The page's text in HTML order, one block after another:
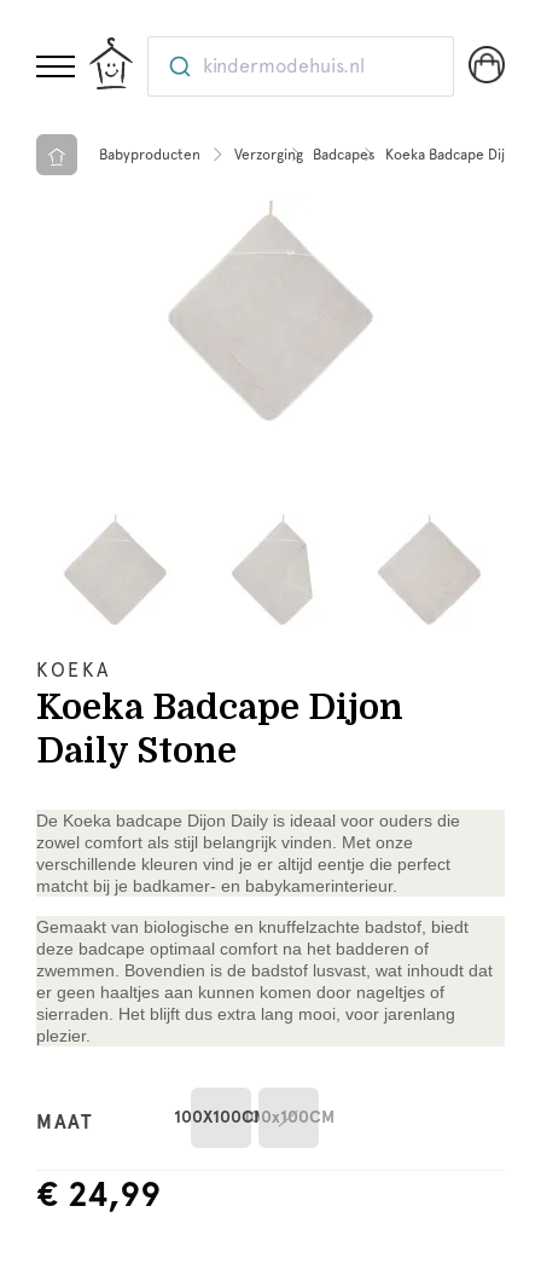
kindermodehuis.nl
Babyproducten Verzorging Badcapes Koeka Badcape Dijon
KOEKA
Koeka Badcape Dijon
Daily Stone
De Koeka badcape Dijon Daily is ideaal voor ouders die
zowel comfort als stijl belangrijk vinden. Met onze
verschillende kleuren vind je er altijd eentje die perfect
matcht bij je badkamer- en babykamerinterieur.
Gemaakt van biologische en knuffelzachte badstof, biedt
deze badcape optimaal comfort na het badderen of
zwemmen. Bovendien is de badstof lusvast, wat inhoudt dat
er geen haaltjes aan kunnen komen door nageltjes of
sierraden. Het blijft dus extra lang mooi, voor jarenlang
plezier.
MAAT 100X100CM100x100CM
€ 24,99